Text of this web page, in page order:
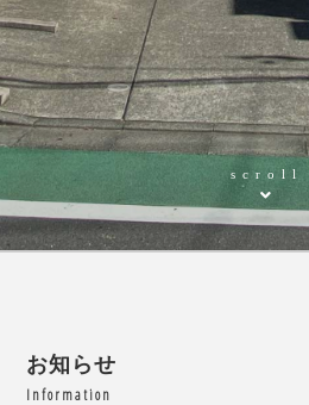
scroll
お知らせ
Information